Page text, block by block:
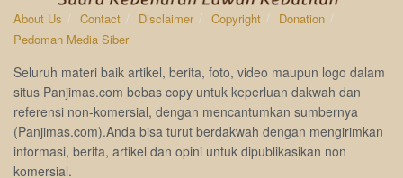
About Us Contact Disclaimer Copyright
Donation
Pedoman Media Siber
Seluruh materi baik artikel, berita, foto, video maupun logo dalam
situs Panjimas.com bebas copy untuk keperluan dakwah dan
referensi non-komersial, dengan mencantumkan sumbernya
(Panjimas.com).Anda bisa turut berdakwah dengan mengirimkan
informasi, berita, artikel dan opini untuk dipublikasikan non
komersial.